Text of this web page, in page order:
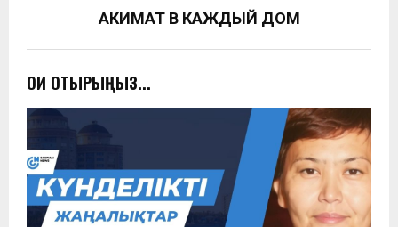
АКИМАТ В КАЖДЫЙ ДОМ
ОҚИ ОТЫРЫҢЫЗ...